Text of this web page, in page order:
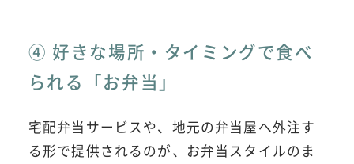
④ 好きな場所・タイミングで食べ
られる「お弁当」
宅配弁当サービスや、地元の弁当屋へ外注す
る形で提供されるのが、お弁当スタイルのま